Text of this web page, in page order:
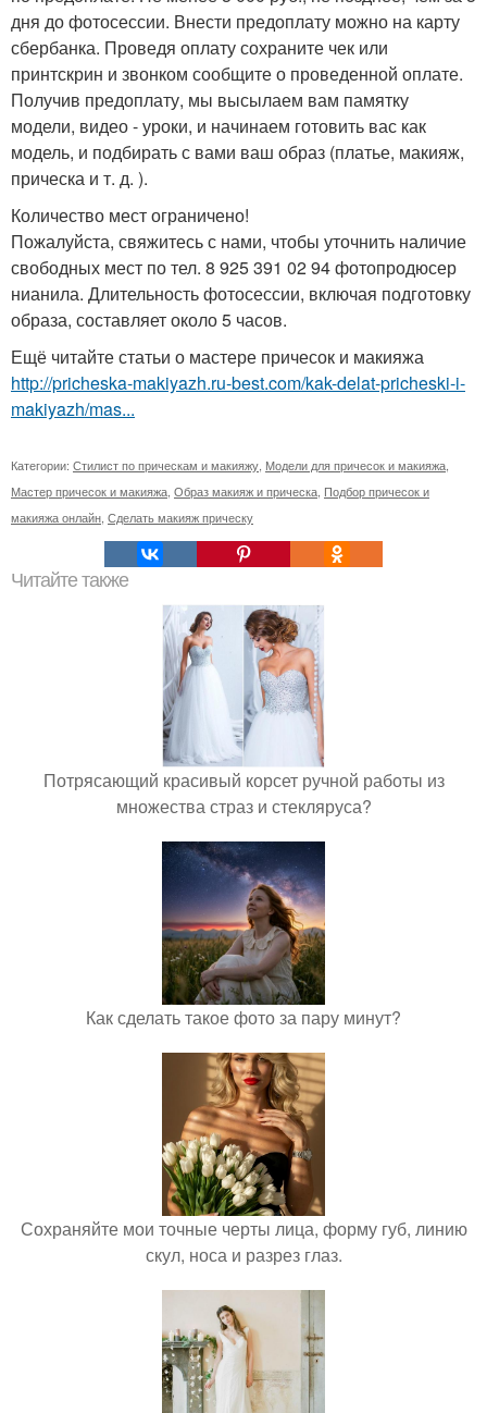
дня до фотосессии. Внести предоплату можно на карту
сбербанка. Проведя оплату сохраните чек или
принтскрин и звонком сообщите о проведенной оплате.
Получив предоплату, мы высылаем вам памятку
модели, видео - уроки, и начинаем готовить вас как
модель, и подбирать с вами ваш образ (платье, макияж,
прическа и т. д. ).
Количество мест ограничено!
Пожалуйста, свяжитесь с нами, чтобы уточнить наличие
свободных мест по тел. 8 925 391 02 94 фотопродюсер
нианила. Длительность фотосессии, включая подготовку
образа, составляет около 5 часов.
Ещё читайте статьи о мастере причесок и макияжа
http://pricheska-makiyazh.ru-best.com/kak-delat-pricheski-i-
makiyazh/mas...
Категории: Стилист по прическам и макияжу Модели для причесок и макияжа
Мастер причесок и макияжа Образ макияж и прическа Подбор причесок и
макияжа онлайн Сделать макияж прическу
Читайте также
Потрясающий красивый корсет ручной работы из
множества страз и стекляруса?
Как сделать такое фото за пару минут?
Сохраняйте мои точные черты лица, форму губ, линию
скул, носа и разрез глаз.